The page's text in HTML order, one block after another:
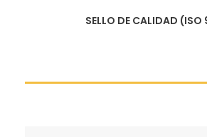
SELLO DE CALIDAD (ISO